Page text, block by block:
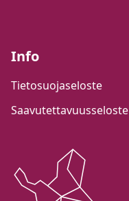
Info
Tietosuojaseloste
Saavutettavuusseloste